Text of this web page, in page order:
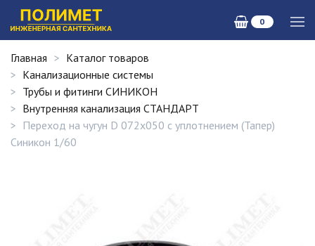
0
Главная
Каталог товаров
Канализационные системы
Трубы и фитинги СИНИКОН
Внутренняя канализация СТАНДАРТ
Переход на чугун D 072х050 с уплотнением (Тапер)
Синикон 1/60